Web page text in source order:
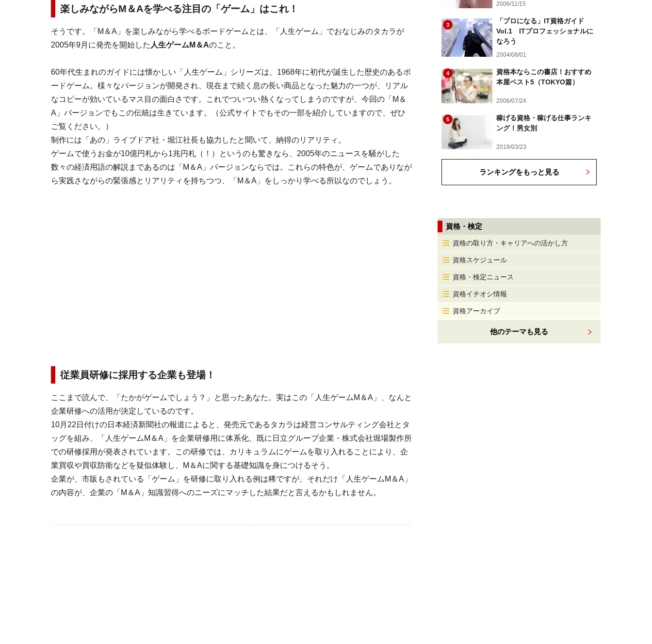
楽しみながらM＆Aを学べる注目の「ゲーム」はこれ！
そうです。「M＆A」を楽しみながら学べるボードゲームとは、「人生ゲーム」でおなじみのタカラが
2005年9月に発売を開始した 人生ゲームM＆Aのこと。
60年代生まれのガイドには懐かしい「人生ゲーム」シリーズは、1968年に初代が誕生した歴史のあるボ
ードゲーム。様々なバージョンが開発され、現在まで続く息の長い商品となった魅力の一つが、リアル
なコピーが効いているマス目の面白さです。これでついつい熱くなってしまうのですが、今回の「M＆
A」バージョンでもこの伝統は生きています。（公式サイトでもその一部を紹介していますので、ぜひ
ご覧ください。）
制作には「あの」ライブドア社・堀江社長も協力したと聞いて、納得のリアリティ。
ゲームで使うお金が10億円札から1兆円札（！）というのも驚きなら、2005年のニュースを騒がした
数々の経済用語の解説まであるのは「M＆A」バージョンならでは。これらの特色が、ゲームでありなが
ら実践さながらの緊張感とリアリティを持ちつつ、「M＆A」をしっかり学べる所以なのでしょう。
従業員研修に採用する企業も登場！
ここまで読んで、「たかがゲームでしょう？」と思ったあなた。実はこの「人生ゲームM＆A」、なんと
企業研修への活用が決定しているのです。
10月22日付けの日本経済新聞社の報道によると、発売元であるタカラは経営コンサルティング会社とタ
ッグを組み、「人生ゲームM＆A」を企業研修用に体系化、既に日立グループ企業・株式会社堀場製作所
での研修採用が発表されています。この研修では、カリキュラムにゲームを取り入れることにより、企
業買収や買収防衛などを疑似体験し、M＆Aに関する基礎知識を身につけるそう。
企業が、市販もされている「ゲーム」を研修に取り入れる例は稀ですが、それだけ「人生ゲームM＆A」
の内容が、企業の「M＆A」知識習得へのニーズにマッチした結果だと言えるかもしれません。
2006/11/15
3
「プロになる」IT資格ガイド
Vol.1 ITプロフェッショナルに
なろう
2004/08/01
4
資格本ならこの書店！おすすめ
本屋ベスト5（TOKYO篇）
2006/07/24
5
稼げる資格・稼げる仕事ランキ
ング！男女別
2018/03/23
ランキングをもっと見る
資格・検定
資格の取り方・キャリアへの活かし方
資格スケジュール
資格・検定ニュース
資格イチオシ情報
資格アーカイブ
他のテーマも見る